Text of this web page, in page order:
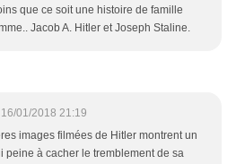
que ce soit une histoire de famille
Jacob A. Hitler et Joseph Staline.
16/01/2018 21:19
images filmées de Hitler montrent un
peine à cacher le tremblement de sa